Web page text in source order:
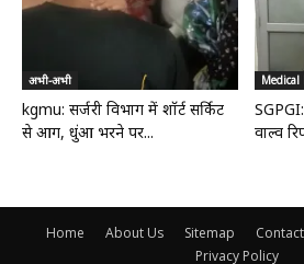
अभी-अभी
kgmu: सर्जरी विभाग में शॉर्ट सर्किट
से आग, धुंआ भरने पर...
Medical
वाल्व
Home About Us Sitemap
Privacy Policy